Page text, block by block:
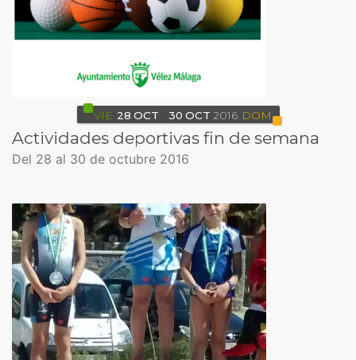
VIE 28 OCT 30 OCT 2016 DOM
Actividades deportivas fin de semana
Del 28 al 30 de octubre 2016